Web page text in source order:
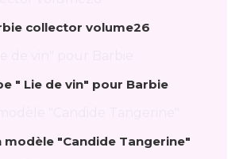
collector volume26
" Lie de vin" pour Barbie
modèle "Candide Tangerine"